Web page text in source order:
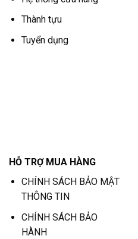
Thành tựu
Tuyển dụng
HỖ TRỢ MUA HÀNG
CHÍNH SÁCH BẢO MẬT
THÔNG TIN
CHÍNH SÁCH BẢO
HÀNH